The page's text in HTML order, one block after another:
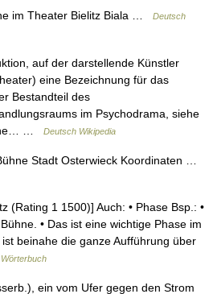
im Theater Bielitz Biala …
Deutsch
auf der darstellende Künstler
eine Bezeichnung für das
Bestandteil des
im Psychodrama, siehe
…
Deutsch Wikipedia
Stadt Osterwieck Koordinaten …
(Rating 1 1500)] Auch: • Phase Bsp.: •
• Das ist eine wichtige Phase im
beinahe die ganze Aufführung über
ein vom Ufer gegen den Strom